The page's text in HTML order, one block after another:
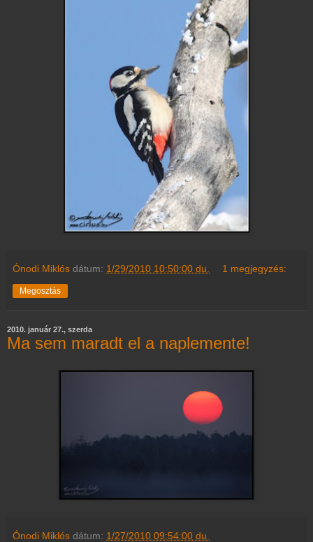
Ónodi Miklós dátum: 1/29/2010 10:50:00 du. 1 megjegyzés:
Megosztás
2010. január 27., szerda
Ma sem maradt el a naplemente!
Ónodi Miklós dátum: 1/27/2010 09:54:00 du.